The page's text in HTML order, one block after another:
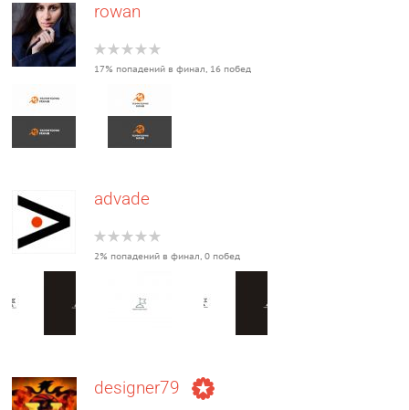
rowan
17% попадений в финал, 16 побед
advade
2% попадений в финал, 0 побед
designer79